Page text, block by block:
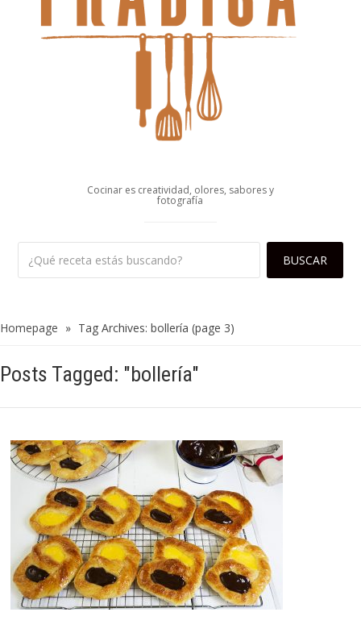
Cocinar es creatividad, olores, sabores y
fotografía
Homepage » Tag Archives: bollería (page 3)
Posts Tagged: "bollería"